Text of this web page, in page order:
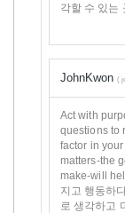
각할 수 있는
JohnKwon (
Act with
questions to
factor in
matters-the
make-will
지고 행동하
로 생각하고